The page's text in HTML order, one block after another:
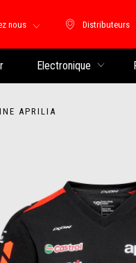
Distributeurs
nous
Electronique
APRILIA